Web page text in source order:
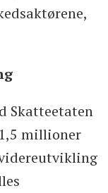
Skatteetaten
millioner